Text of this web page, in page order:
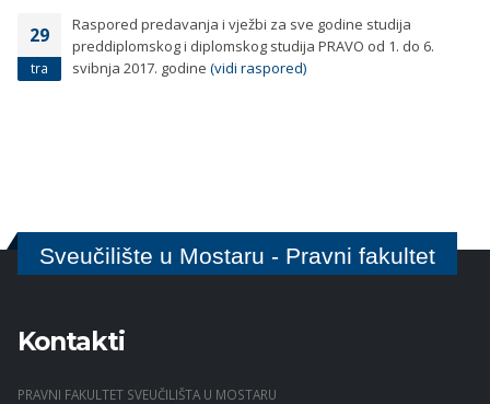
29
tra
Raspored predavanja i vježbi za sve godine studija
preddiplomskog i diplomskog studija PRAVO od 1. do 6.
svibnja 2017. godine (vidi raspored)
Sveučilište u Mostaru - Pravni fakultet
Kontakti
PRAVNI FAKULTET SVEUČILIŠTA U MOSTARU